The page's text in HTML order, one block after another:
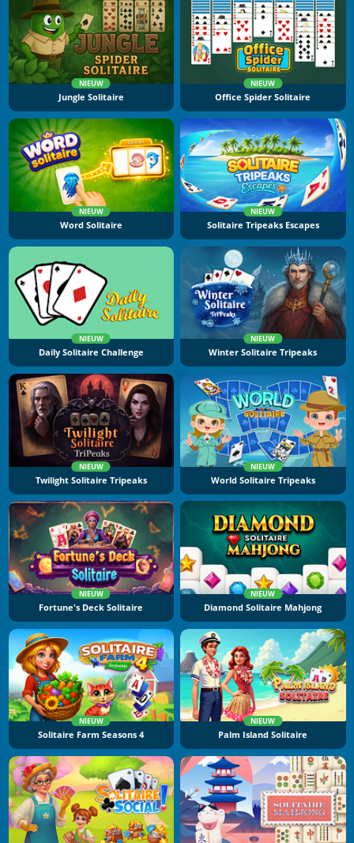
NIEUW
Jungle Solitaire
NIEUW
Office Spider Solitaire
NIEUW
Word Solitaire
NIEUW
Solitaire Tripeaks Escapes
NIEUW
Daily Solitaire Challenge
NIEUW
Winter Solitaire Tripeaks
NIEUW
Twilight Solitaire Tripeaks
NIEUW
World Solitaire Tripeaks
NIEUW
Fortune's Deck Solitaire
NIEUW
Diamond Solitaire Mahjong
NIEUW
Solitaire Farm Seasons 4
NIEUW
Palm Island Solitaire